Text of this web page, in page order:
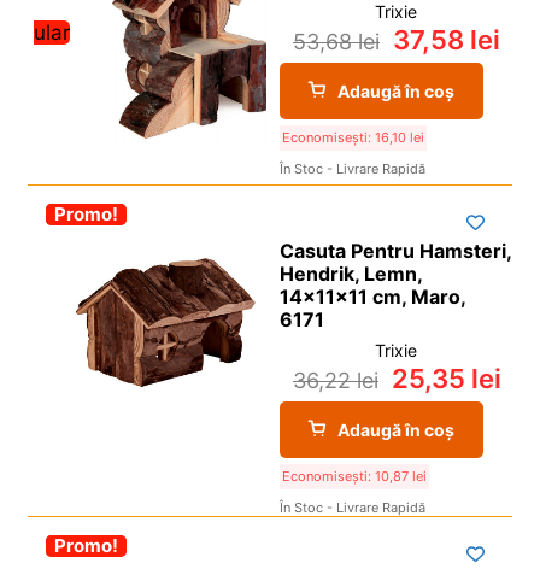
Trixie
53,68lei 37,58 lei
Adaugă în coș
Economisești: 16,10 lei
În Stoc - Livrare Rapidă
-30%
Promo!
Casuta Pentru Hamsteri,
Hendrik, Lemn,
14x11x11 cm, Maro,
6171
Trixie
36,22lei 25,35 lei
Adaugă în coș
Economisești: 10,87 lei
În Stoc - Livrare Rapidă
-30%
Promo!